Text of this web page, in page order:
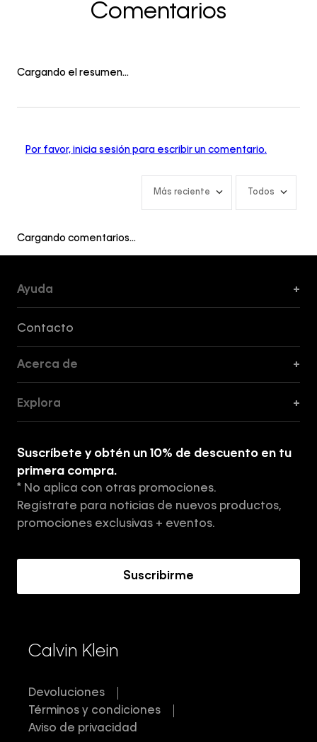
Comentarios
Cargando el resumen…
Por favor, inicia sesión para escribir un comentario.
Más reciente Todos
Cargando comentarios…
Ayuda +
Contacto
Acerca de +
Tiendas
Aviso de privacidad
Términos y Condiciones
Explora +
Suscríbete y obtén un 10% de descuento en tu
primera compra.
* No aplica con otras promociones.
Regístrate para noticias de nuevos productos,
promociones exclusivas + eventos.
Suscribirme
Calvin Klein
Devoluciones
Términos y condiciones
Aviso de privacidad